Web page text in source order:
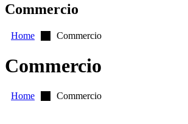
Commercio
Home Commercio
Commercio
Home Commercio